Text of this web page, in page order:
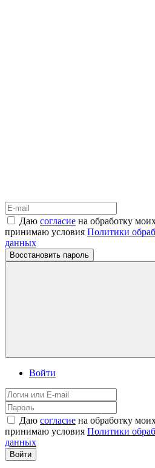
Даю согласие на обработку
принимаю условия Политики
данных
Восстановить пароль
Войти
Даю согласие на обработку
принимаю условия Политики
данных
Войти